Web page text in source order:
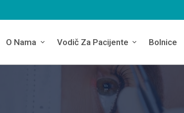
O Nama Vodič Za Pacijente Bolnice